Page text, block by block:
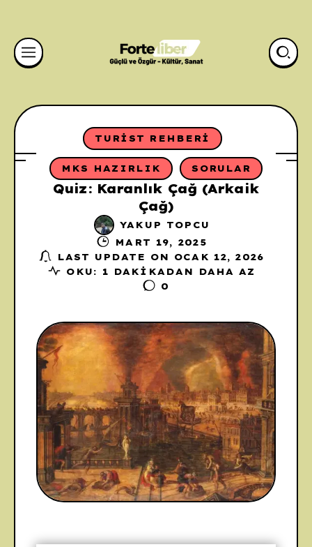
TURIST REHBERI
MKS HAZIRLIK SORULAR
Quiz: Karanlık Çağ (Arkaik
Çağ)
YAKUP TOPCU
MART 19, 2025
LAST UPDATE ON OCAK 12, 2026
OKU: 1 DAKIKADAN DAHA AZ
0